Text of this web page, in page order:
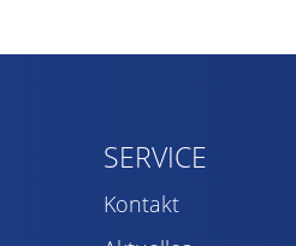
SERVICE
Kontakt